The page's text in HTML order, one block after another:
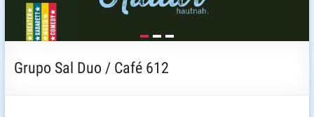
Die
Seite
für
in
Grupo Sal Duo / Café 612